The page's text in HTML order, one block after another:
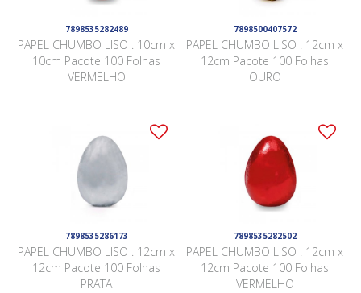
7898535282489
PAPEL CHUMBO LISO . 10cm x
10cm Pacote 100 Folhas
VERMELHO
7898500407572
PAPEL CHUMBO LISO . 12cm x
12cm Pacote 100 Folhas
OURO
7898535286173
PAPEL CHUMBO LISO . 12cm x
12cm Pacote 100 Folhas
PRATA
7898535282502
PAPEL CHUMBO LISO . 12cm x
12cm Pacote 100 Folhas
VERMELHO